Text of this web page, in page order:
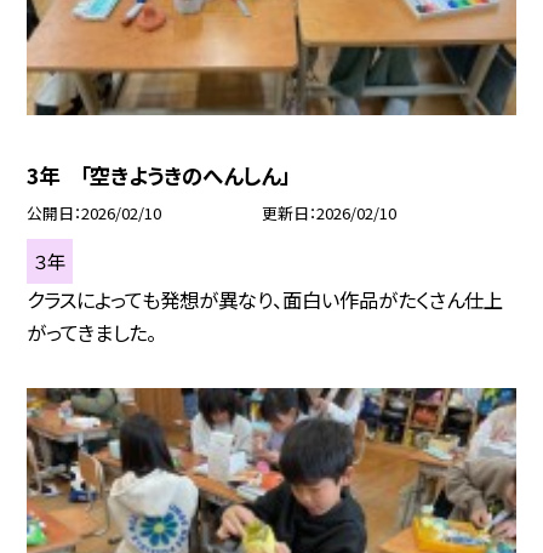
3年 「空きようきのへんしん」
公開日 2026/02/10 更新日 2026/02/10
３年
クラスによっても発想が異なり、面白い作品がたくさん仕上
がってきました。